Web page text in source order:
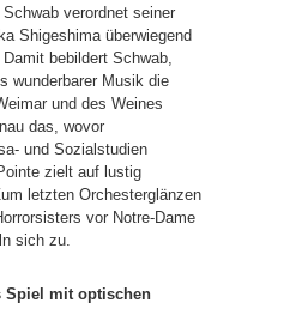
verordnet seiner
Shigeshima überwiegend
bebildert Schwab,
wunderbarer Musik die
und des Weines
das, wovor
und Sozialstudien
zielt auf lustig
letzten Orchesterglänzen
vor Notre-Dame
sich zu.
Spiel mit optischen